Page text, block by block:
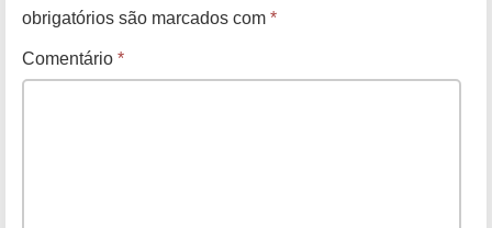
obrigatórios são marcados com *
Comentário *